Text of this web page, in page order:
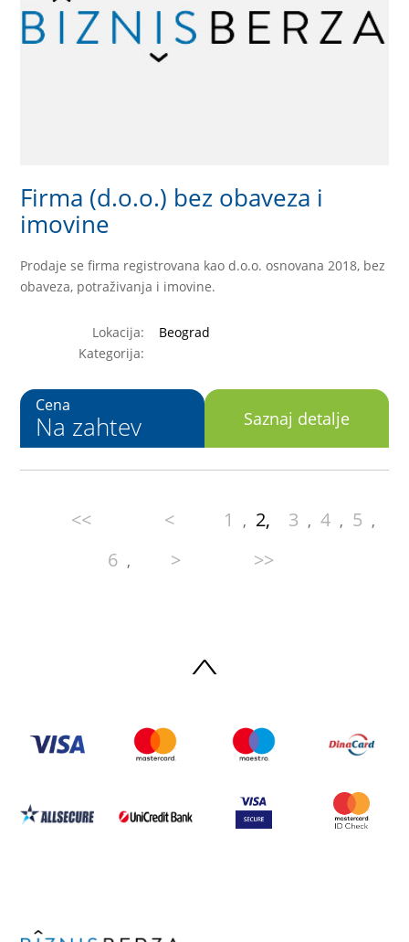
Firma (d.o.o.) bez obaveza i
imovine
Prodaje se firma registrovana kao d.o.o. osnovana 2018, bez
obaveza, potraživanja i imovine.
Lokacija:
Beograd
Kategorija:
Cena
Na zahtev Saznaj detalje
<< < 1 , 2, 3 , 4 , 5 ,
6 , > >>